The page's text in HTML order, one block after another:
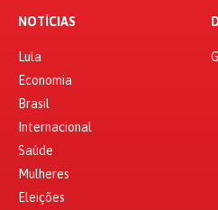
NOTÍCIAS
Lula
Economia
Brasil
Internacional
Saúde
Mulheres
Eleições